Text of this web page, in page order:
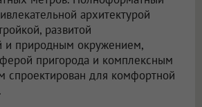
архитектурой
развитой
и природным окружением,
пригорода и комплексным
спроектирован для комфортной